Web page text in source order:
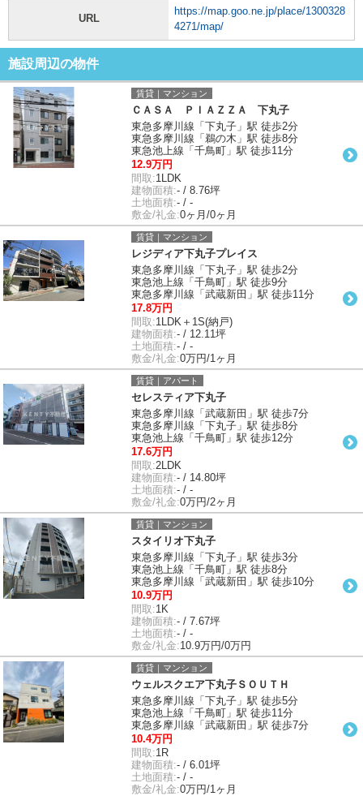
URL
https://map.goo.ne.jp/place/1300328
4271/map/
施設周辺の物件
賃貸｜マンション
ＣＡＳＡ ＰＩＡＺＺＡ 下丸子
東急多摩川線「下丸子」駅 徒歩2分
東急多摩川線「鵜の木」駅 徒歩8分
東急池上線「千鳥町」駅 徒歩11分
12.9万円
間取:1LDK
建物面積:- / 8.76坪
土地面積:- / -
敷金/礼金:0ヶ月/0ヶ月
賃貸｜マンション
レジディア下丸子プレイス
東急多摩川線「下丸子」駅 徒歩2分
東急池上線「千鳥町」駅 徒歩9分
東急多摩川線「武蔵新田」駅 徒歩11分
17.8万円
間取:1LDK＋1S(納戸)
建物面積:- / 12.11坪
土地面積:- / -
敷金/礼金:0万円/1ヶ月
賃貸｜アパート
セレスティア下丸子
東急多摩川線「武蔵新田」駅 徒歩7分
東急多摩川線「下丸子」駅 徒歩8分
東急池上線「千鳥町」駅 徒歩12分
17.6万円
間取:2LDK
建物面積:- / 14.80坪
土地面積:- / -
敷金/礼金:0万円/2ヶ月
賃貸｜マンション
スタイリオ下丸子
東急多摩川線「下丸子」駅 徒歩3分
東急池上線「千鳥町」駅 徒歩8分
東急多摩川線「武蔵新田」駅 徒歩10分
10.9万円
間取:1K
建物面積:- / 7.67坪
土地面積:- / -
敷金/礼金:10.9万円/0万円
賃貸｜マンション
ウェルスクエア下丸子ＳＯＵＴＨ
東急多摩川線「下丸子」駅 徒歩5分
東急池上線「千鳥町」駅 徒歩11分
東急多摩川線「武蔵新田」駅 徒歩7分
10.4万円
間取:1R
建物面積:- / 6.01坪
土地面積:- / -
敷金/礼金:0万円/1ヶ月